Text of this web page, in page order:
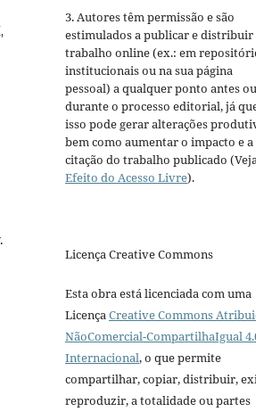
3. Autores têm permissão e são
estimulados a publicar e distribuir
trabalho online (ex.: em
institucionais ou na sua página
pessoal) a qualquer ponto antes ou
durante o processo editorial, já
isso pode gerar alterações
bem como aumentar o impacto e a
citação do trabalho publicado
Efeito do Acesso Livre).
Licença Creative Commons
Esta obra está licenciada com uma
LicençaCreative Commons
NãoComercial-CompartilhaIgual
Internacional, o que permite
compartilhar, copiar, distribuir,
reproduzir, a totalidade ou partes